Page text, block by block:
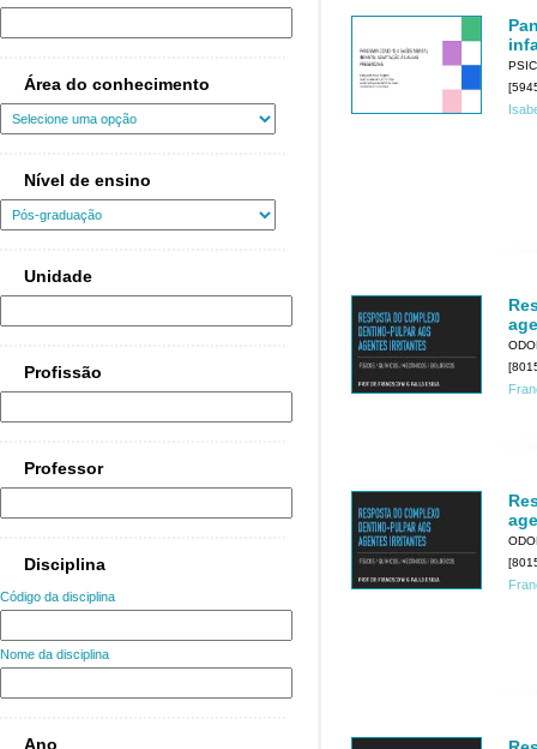
Área do conhecimento
Nível de ensino
Unidade
Profissão
Professor
Disciplina
Código da disciplina
Nome da disciplina
Ano